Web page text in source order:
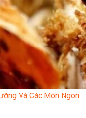
Và Các Món Ngon